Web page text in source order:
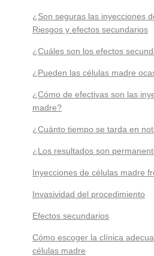
¿Son seguras las inyecciones
Riesgos y efectos secundarios
¿Cuáles son los efectos
¿Pueden las células madre
¿Cómo de efectivas son las
madre?
¿Cuánto tiempo se tarda en
¿Los resultados son
Inyecciones de células madre
Invasividad del procedimiento
Efectos secundarios
Cómo escoger la clínica
células madre